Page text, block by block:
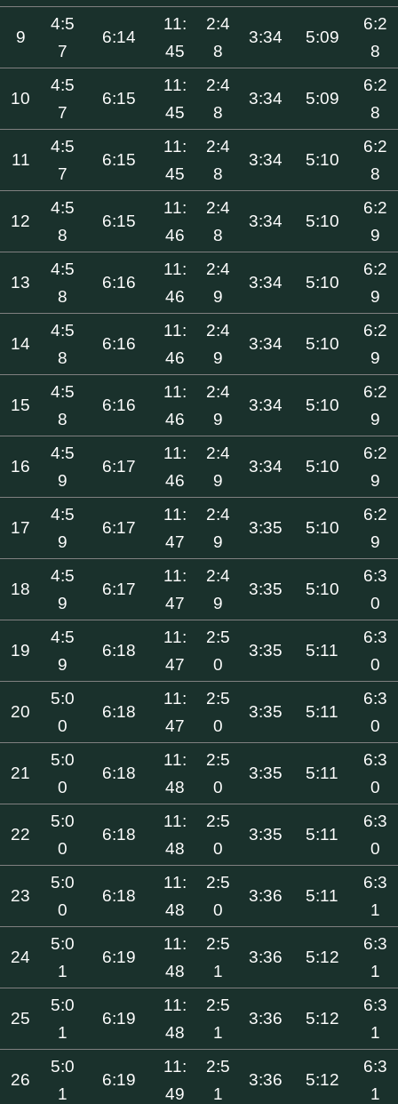
9
4:5
7
6:14
11:
45
2:4
8
3:34 5:09
6:2
8
10
4:5
7
6:15
11:
45
2:4
8
3:34 5:09
6:2
8
11
4:5
7
6:15
11:
45
2:4
8
3:34 5:10
6:2
8
12
4:5
8
6:15
11:
46
2:4
8
3:34 5:10
6:2
9
13
4:5
8
6:16
11:
46
2:4
9
3:34 5:10
6:2
9
14
4:5
8
6:16
11:
46
2:4
9
3:34 5:10
6:2
9
15
4:5
8
6:16
11:
46
2:4
9
3:34 5:10
6:2
9
16
4:5
9
6:17
11:
46
2:4
9
3:34 5:10
6:2
9
17
4:5
9
6:17
11:
47
2:4
9
3:35 5:10
6:2
9
18
4:5
9
6:17
11:
47
2:4
9
3:35 5:10
6:3
0
19
4:5
9
6:18
11:
47
2:5
0
3:35 5:11
6:3
0
20
5:0
0
6:18
11:
47
2:5
0
3:35 5:11
6:3
0
21
5:0
0
6:18
11:
48
2:5
0
3:35 5:11
6:3
0
22
5:0
0
6:18
11:
48
2:5
0
3:35 5:11
6:3
0
23
5:0
0
6:18
11:
48
2:5
0
3:36 5:11
6:3
1
24
5:0
1
6:19
11:
48
2:5
1
3:36 5:12
6:3
1
25
5:0
1
6:19
11:
48
2:5
1
3:36 5:12
6:3
1
26
5:0
1
6:19
11:
49
2:5
1
3:36 5:12
6:3
1